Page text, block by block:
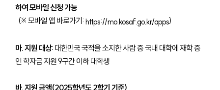
하여 모바일 신청 가능
(※ 모바일 앱 바로가기:https://mo.kosaf.go.kr/apps)
마. 지원 대상: 대한민국 국적을 소지한 사람 중 국내 대학에 재학 중
인 학자금 지원 9구간 이하 대학생
바. 지원 금액(2025학년도 2학기 기준)